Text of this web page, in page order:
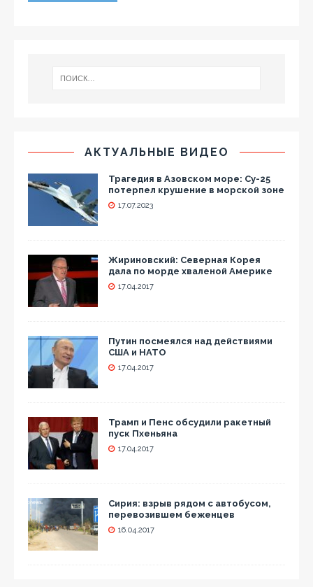
АКТУАЛЬНЫЕ ВИДЕО
Трагедия в Азовском море: Су-25
потерпел крушение в морской зоне
17.07.2023
Жириновский: Северная Корея
дала по морде хваленой Америке
17.04.2017
Путин посмеялся над действиями
США и НАТО
17.04.2017
Трамп и Пенс обсудили ракетный
пуск Пхеньяна
17.04.2017
Сирия: взрыв рядом с автобусом,
перевозившем беженцев
16.04.2017